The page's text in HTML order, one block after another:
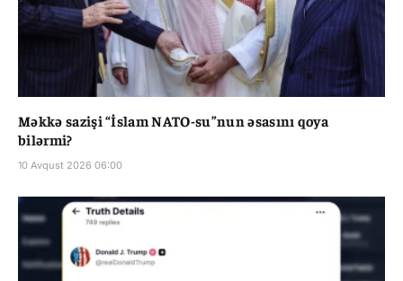
Məkkə sazişi “İslam NATO-su”nun əsasını qoya
bilərmi?
10 Avqust 2026 06:00